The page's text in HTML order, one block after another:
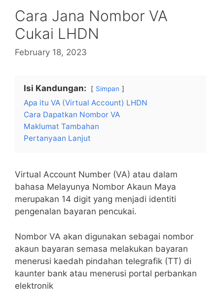
Cara Jana Nombor VA
Cukai LHDN
February 18, 2023
Isi Kandungan: Simpan
Apa itu VA (Virtual Account) LHDN
Cara Dapatkan Nombor VA
Maklumat Tambahan
Pertanyaan Lanjut
Virtual Account Number (VA) atau dalam
bahasa Melayunya Nombor Akaun Maya
merupakan 14 digit yang menjadi identiti
pengenalan bayaran pencukai.
Nombor VA akan digunakan sebagai nombor
akaun bayaran semasa melakukan bayaran
menerusi kaedah pindahan telegrafik (TT) di
kaunter bank atau menerusi portal perbankan
elektronik